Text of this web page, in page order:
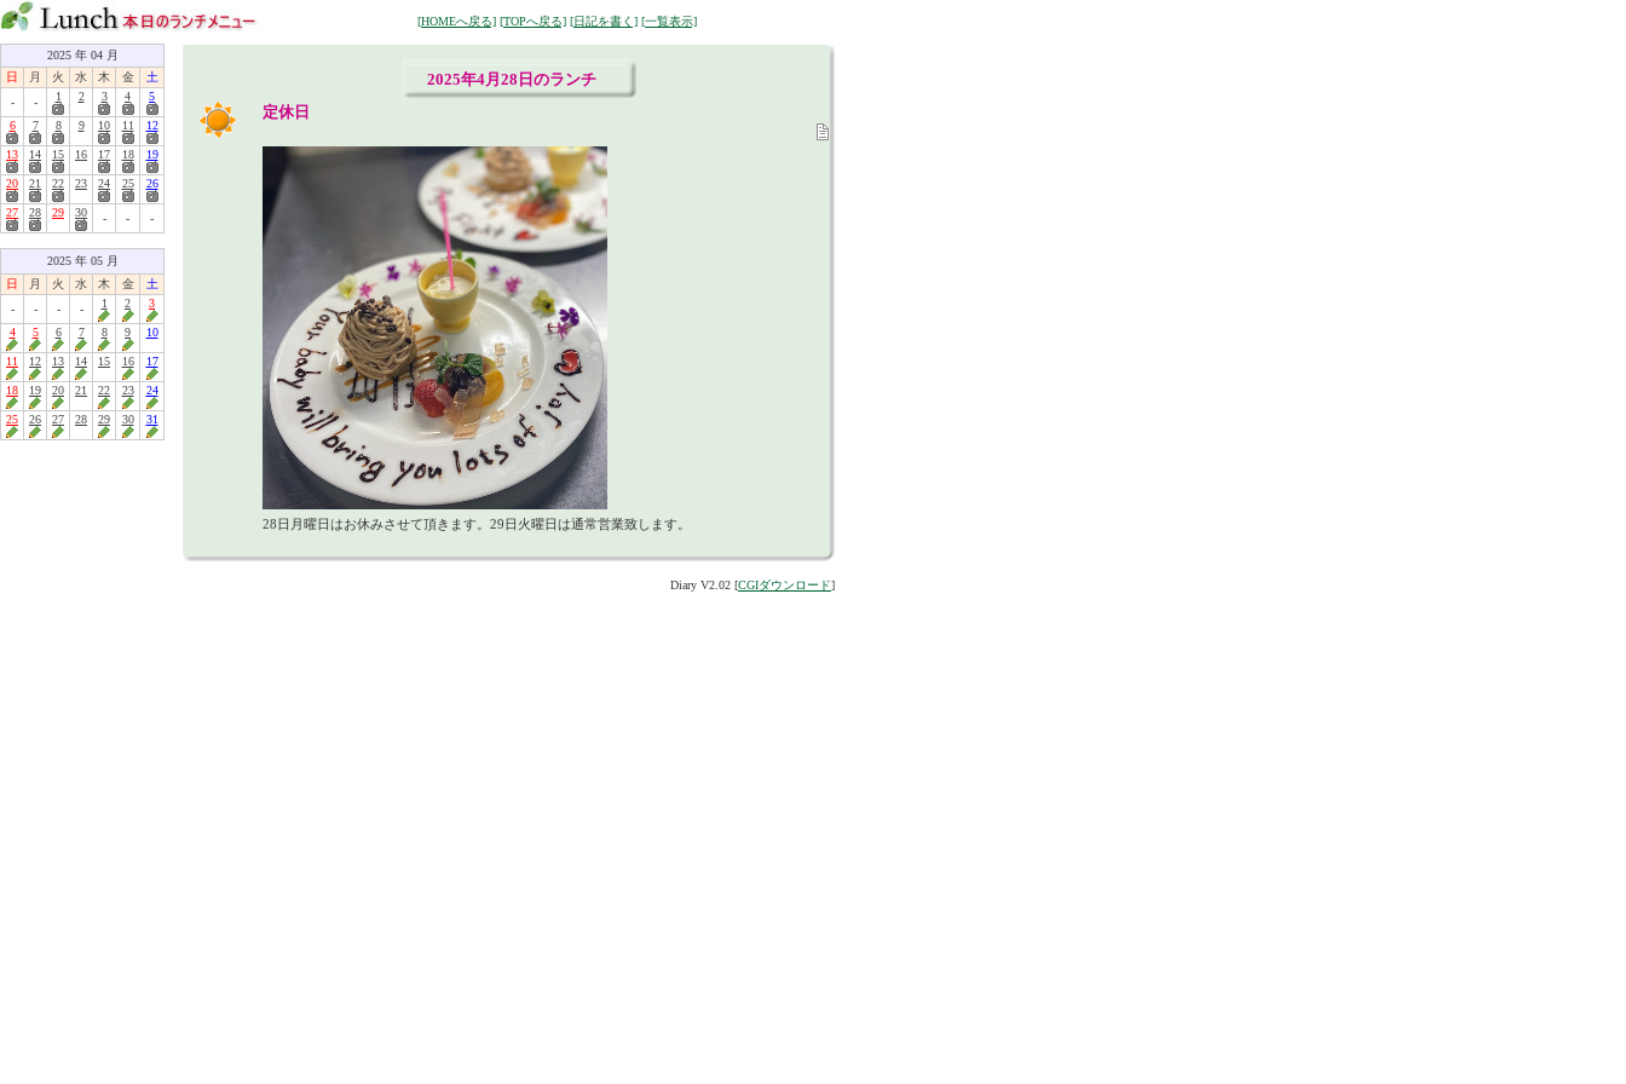
[HOMEへ戻る] [TOPへ戻る] [日記を書く] [一覧表示]
2025 年 04 月
日
月 火 水 木 金
土
-
- 1 2 3 4 5
6 7 8 9 10 11 12
13 14 15 16 17 18 19
20 21 22 23 24 25 26
27 28 29 30 - - -
2025 年 05 月
日
月 火 水 木 金
土
-
- - - 1 2 3
4 5 6 7 8 9 10
11 12 13 14 15 16 17
18 19 20 21 22 23 24
25 26 27 28 29 30 31
2025年4月28日のランチ
定休日
28日月曜日はお休みさせて頂きます。29日火曜日は通常営業致します。
Diary V2.02 [CGIダウンロード]